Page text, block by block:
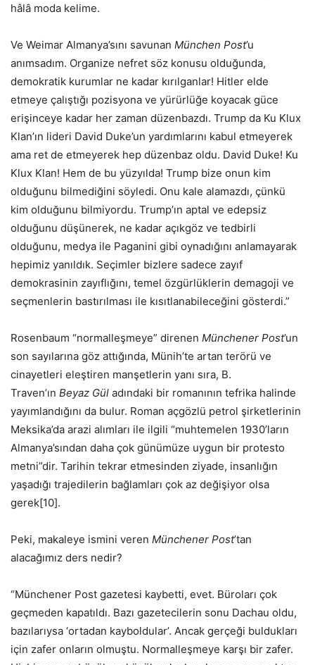
hâlâ moda kelime.
Ve Weimar Almanya’sını savunan München Post’u
anımsadım. Organize nefret söz konusu olduğunda,
demokratik kurumlar ne kadar kırılganlar! Hitler elde
etmeye çalıştığı pozisyona ve yürürlüğe koyacak güce
erişinceye kadar her zaman düzenbazdı. Trump da Ku Klux
Klan’ın lideri David Duke’un yardımlarını kabul etmeyerek
ama ret de etmeyerek hep düzenbaz oldu. David Duke! Ku
Klux Klan! Hem de bu yüzyılda! Trump bize onun kim
olduğunu bilmediğini söyledi. Onu kale alamazdı, çünkü
kim olduğunu bilmiyordu. Trump’ın aptal ve edepsiz
olduğunu düşünerek, ne kadar açıkgöz ve tedbirli
olduğunu, medya ile Paganini gibi oynadığını anlamayarak
hepimiz yanıldık. Seçimler bizlere sadece zayıf
demokrasinin zayıflığını, temel özgürlüklerin demagoji ve
seçmenlerin bastırılması ile kısıtlanabileceğini gösterdi.”
Rosenbaum “normalleşmeye” direnen Münchener Post’un
son sayılarına göz attığında, Münih’te artan terörü ve
cinayetleri eleştiren manşetlerin yanı sıra, B.
Traven’ın Beyaz Gül adındaki bir romanının tefrika halinde
yayımlandığını da bulur. Roman açgözlü petrol şirketlerinin
Meksika’da arazi alımları ile ilgili “muhtemelen 1930’ların
Almanya’sından daha çok günümüze uygun bir protesto
metni”dir. Tarihin tekrar etmesinden ziyade, insanlığın
yaşadığı trajedilerin bağlamları çok az değişiyor olsa
gerek[10].
Peki, makaleye ismini veren Münchener Post’tan
alacağımız ders nedir?
“Münchener Post gazetesi kaybetti, evet. Büroları çok
geçmeden kapatıldı. Bazı gazetecilerin sonu Dachau oldu,
bazılarıysa ‘ortadan kayboldular’. Ancak gerçeği buldukları
için zafer onların olmuştu. Normalleşmeye karşı bir zafer.